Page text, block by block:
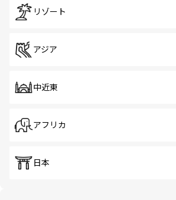
リゾート
アジア
中近東
アフリカ
日本